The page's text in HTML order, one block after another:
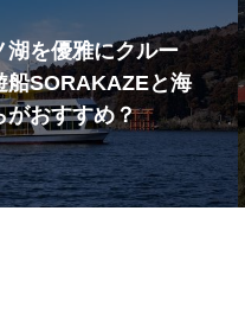
湖を優雅にクルー
船SORAKAZEと海
がおすすめ？